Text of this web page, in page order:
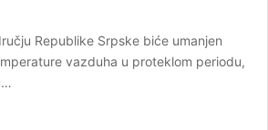
Republike Srpske biće umanjen
vazduha u proteklom periodu,